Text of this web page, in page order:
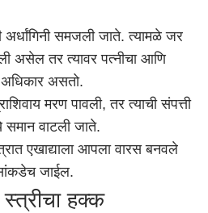
समजली जाते. त्यामळे जर
असेल तर त्यावर पत्नीचा आणि
अधिकार असतो.
मरण पावली, तर त्याची संपत्ती
समान वाटली जाते.
एखाद्याला आपला वारस बनवले
जाईल.
स्त्रीचा हक्क